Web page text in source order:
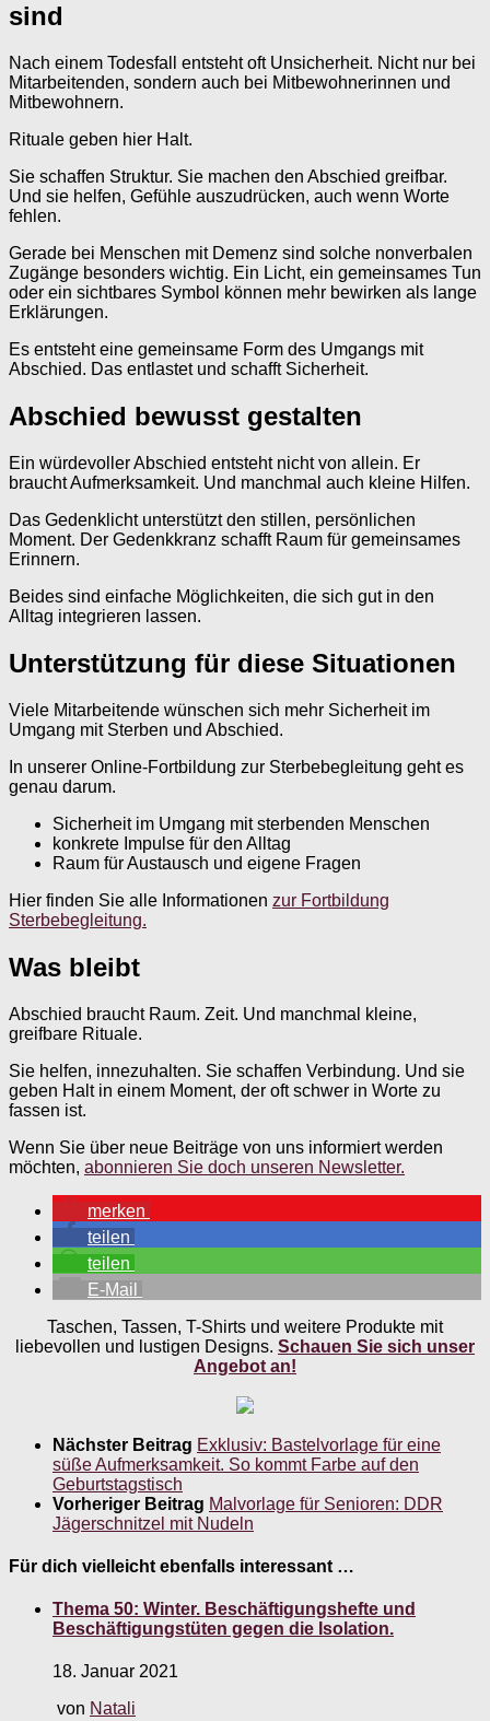
sind
Nach einem Todesfall entsteht oft Unsicherheit. Nicht nur bei
Mitarbeitenden, sondern auch bei Mitbewohnerinnen und
Mitbewohnern.
Rituale geben hier Halt.
Sie schaffen Struktur. Sie machen den Abschied greifbar.
Und sie helfen, Gefühle auszudrücken, auch wenn Worte
fehlen.
Gerade bei Menschen mit Demenz sind solche nonverbalen
Zugänge besonders wichtig. Ein Licht, ein gemeinsames Tun
oder ein sichtbares Symbol können mehr bewirken als lange
Erklärungen.
Es entsteht eine gemeinsame Form des Umgangs mit
Abschied. Das entlastet und schafft Sicherheit.
Abschied bewusst gestalten
Ein würdevoller Abschied entsteht nicht von allein. Er
braucht Aufmerksamkeit. Und manchmal auch kleine Hilfen.
Das Gedenklicht unterstützt den stillen, persönlichen
Moment. Der Gedenkkranz schafft Raum für gemeinsames
Erinnern.
Beides sind einfache Möglichkeiten, die sich gut in den
Alltag integrieren lassen.
Unterstützung für diese Situationen
Viele Mitarbeitende wünschen sich mehr Sicherheit im
Umgang mit Sterben und Abschied.
In unserer Online-Fortbildung zur Sterbebegleitung geht es
genau darum.
Sicherheit im Umgang mit sterbenden Menschen
konkrete Impulse für den Alltag
Raum für Austausch und eigene Fragen
Hier finden Sie alle Informationen zur Fortbildung
Sterbebegleitung.
Was bleibt
Abschied braucht Raum. Zeit. Und manchmal kleine,
greifbare Rituale.
Sie helfen, innezuhalten. Sie schaffen Verbindung. Und sie
geben Halt in einem Moment, der oft schwer in Worte zu
fassen ist.
Wenn Sie über neue Beiträge von uns informiert werden
möchten, abonnieren Sie doch unseren Newsletter.
merken
teilen
teilen
E-Mail
Taschen, Tassen, T-Shirts und weitere Produkte mit
liebevollen und lustigen Designs. Schauen Sie sich unser
Angebot an!
Nächster Beitrag Exklusiv: Bastelvorlage für eine
süße Aufmerksamkeit. So kommt Farbe auf den
Geburtstagstisch
Vorheriger Beitrag Malvorlage für Senioren: DDR
Jägerschnitzel mit Nudeln
Für dich vielleicht ebenfalls interessant …
Thema 50: Winter. Beschäftigungshefte und
Beschäftigungstüten gegen die Isolation.
18. Januar 2021
von Natali